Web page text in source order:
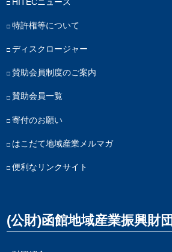
特許権等について
ディスクロージャー
賛助会員制度のご案内
賛助会員一覧
寄付のお願い
はこだて地域産業メルマガ
便利なリンクサイト
(公財)函館地域産業振興財団